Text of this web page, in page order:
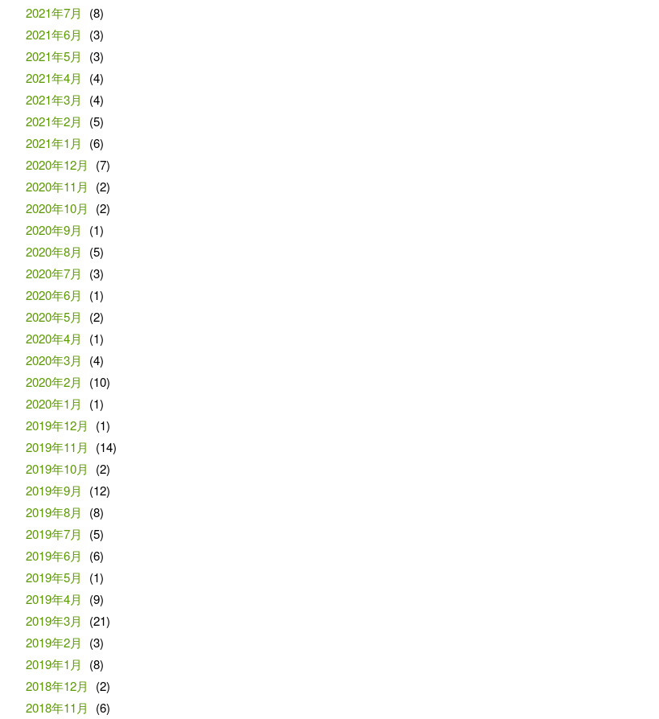
2021年7月
(8)
2021年6月
(3)
2021年5月
(3)
2021年4月
(4)
2021年3月
(4)
2021年2月
(5)
2021年1月
(6)
2020年12月
(7)
2020年11月
(2)
2020年10月
(2)
2020年9月
(1)
2020年8月
(5)
2020年7月
(3)
2020年6月
(1)
2020年5月
(2)
2020年4月
(1)
2020年3月
(4)
2020年2月
(10)
2020年1月
(1)
2019年12月
(1)
2019年11月
(14)
2019年10月
(2)
2019年9月
(12)
2019年8月
(8)
2019年7月
(5)
2019年6月
(6)
2019年5月
(1)
2019年4月
(9)
2019年3月
(21)
2019年2月
(3)
2019年1月
(8)
2018年12月
(2)
2018年11月
(6)